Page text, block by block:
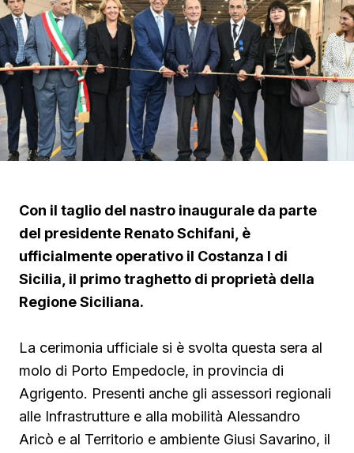
Con il taglio del nastro inaugurale da parte
del presidente Renato Schifani, è
ufficialmente operativo il Costanza I di
Sicilia, il primo traghetto di proprietà della
Regione Siciliana.
La cerimonia ufficiale si è svolta questa sera al
molo di Porto Empedocle, in provincia di
Agrigento. Presenti anche gli assessori regionali
alle Infrastrutture e alla mobilità Alessandro
Aricò e al Territorio e ambiente Giusi Savarino, il